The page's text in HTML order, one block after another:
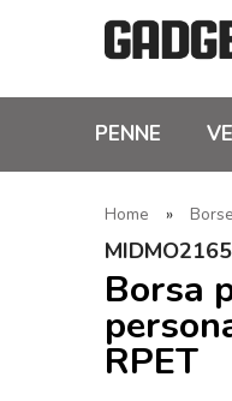
PENNE
Home »
MIDMO2165
Borsa
RPET